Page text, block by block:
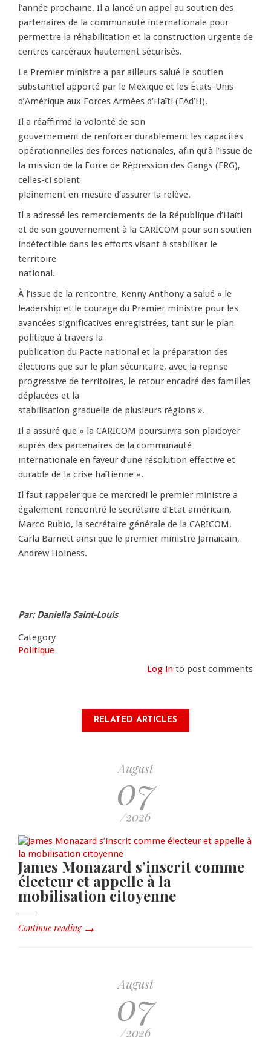
l’année prochaine. Il a lancé un appel au soutien des
partenaires de la communauté internationale pour
permettre la réhabilitation et la construction urgente de
centres carcéraux hautement sécurisés.
Le Premier ministre a par ailleurs salué le soutien
substantiel apporté par le Mexique et les États-Unis
d’Amérique aux Forces Armées d’Haïti (FAd’H).
Il a réaffirmé la volonté de son
gouvernement de renforcer durablement les capacités
opérationnelles des forces nationales, afin qu’à l’issue de
la mission de la Force de Répression des Gangs (FRG),
celles-ci soient
pleinement en mesure d’assurer la relève.
Il a adressé les remerciements de la République d’Haïti
et de son gouvernement à la CARICOM pour son soutien
indéfectible dans les efforts visant à stabiliser le
territoire
national.
À l’issue de la rencontre, Kenny Anthony a salué « le
leadership et le courage du Premier ministre pour les
avancées significatives enregistrées, tant sur le plan
politique à travers la
publication du Pacte national et la préparation des
élections que sur le plan sécuritaire, avec la reprise
progressive de territoires, le retour encadré des familles
déplacées et la
stabilisation graduelle de plusieurs régions ».
Il a assuré que « la CARICOM poursuivra son plaidoyer
auprès des partenaires de la communauté
internationale en faveur d’une résolution effective et
durable de la crise haïtienne ».
Il faut rappeler que ce mercredi le premier ministre a
également rencontré le secrétaire d’Etat américain,
Marco Rubio, la secrétaire générale de la CARICOM,
Carla Barnett ainsi que le premier ministre Jamaïcain,
Andrew Holness.
Par: Daniella Saint-Louis
Category
Politique
Log in to post comments
RELATED ARTICLES
August
07
/2026
James Monazard s’inscrit comme
électeur et appelle à la
mobilisation citoyenne
Continue reading
August
07
/2026